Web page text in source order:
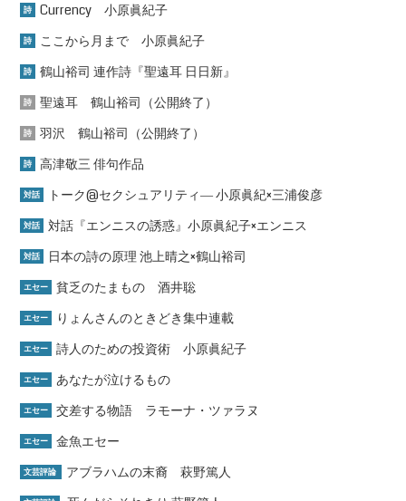
詩 Currency 小原眞紀子
詩 ここから月まで 小原眞紀子
詩 鶴山裕司 連作詩『聖遠耳 日日新』
詩 聖遠耳 鶴山裕司（公開終了）
詩 羽沢 鶴山裕司（公開終了）
詩 高津敬三 俳句作品
対話 トーク@セクシュアリティ― 小原眞紀×三浦俊彦
対話 対話『エンニスの誘惑』小原眞紀子×エンニス
対話 日本の詩の原理 池上晴之×鶴山裕司
エセー 貧乏のたまもの 酒井聡
エセー りょんさんのときどき集中連載
エセー 詩人のための投資術 小原眞紀子
エセー あなたが泣けるもの
エセー 交差する物語 ラモーナ・ツァラヌ
エセー 金魚エセー
文芸評論 アブラハムの末裔 萩野篤人